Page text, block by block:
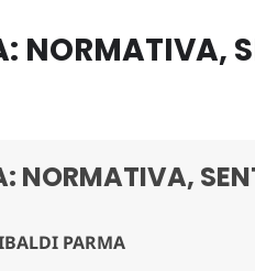
NORMATIVA,
NORMATIVA,
PARMA